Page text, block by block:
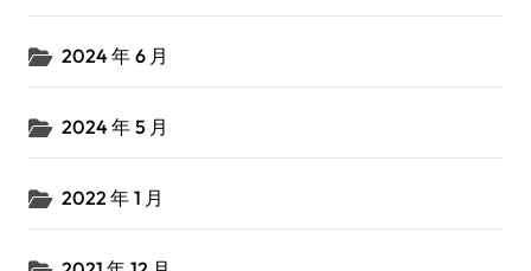
2024 年 6 月
2024 年 5 月
2022 年 1 月